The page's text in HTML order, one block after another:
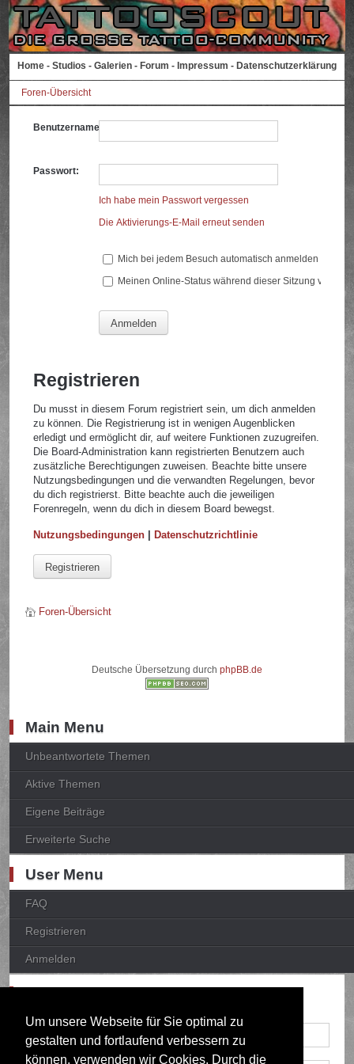
Um unsere Webseite für Sie optimal zu
gestalten und fortlaufend verbessern zu
können, verwenden wir Cookies. Durch die
Home - Studios - Galerien - Forum - Impressum - Datenschutzerklärung
Foren-Übersicht
Benutzername:
Passwort:
Ich habe mein Passwort vergessen
Die Aktivierungs-E-Mail erneut senden
Mich bei jedem Besuch automatisch anmelden
Meinen Online-Status während dieser Sitzung
Registrieren
Du musst in diesem Forum registriert sein, um dich anmelden
zu können. Die Registrierung ist in wenigen Augenblicken
erledigt und ermöglicht dir, auf weitere Funktionen zuzugreifen.
Die Board-Administration kann registrierten Benutzern auch
zusätzliche Berechtigungen zuweisen. Beachte bitte unsere
Nutzungsbedingungen und die verwandten Regelungen, bevor
du dich registrierst. Bitte beachte auch die jeweiligen
Forenregeln, wenn du dich in diesem Board bewegst.
Nutzungsbedingungen |Datenschutzrichtlinie
Registrieren
Foren-Übersicht
Deutsche Übersetzung durch phpBB.de
Main Menu
Unbeantwortete Themen
Aktive Themen
Eigene Beiträge
Erweiterte Suche
User Menu
FAQ
Registrieren
Anmelden